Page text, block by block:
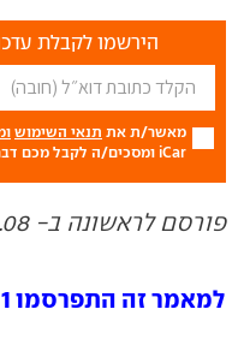
הירשמו לקבלת
מאשר/ת את תנאי השימוש
iCar ומסכים/ה לקבל מכם דברי פרסום.
פורסם לראשונה ב- 01.01.08
למאמר זה התפרסמו 1 תגובות